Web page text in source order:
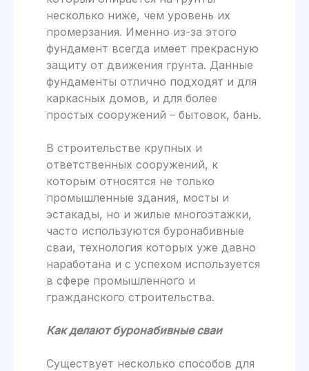
несколько ниже, чем уровень их
промерзания. Именно из-за этого
фундамент всегда имеет прекрасную
защиту от движения грунта. Данные
фундаменты отлично подходят и для
каркасных домов, и для более
простых сооружений – бытовок, бань.
В строительстве крупных и
ответственных сооружений, к
которым относятся не только
промышленные здания, мосты и
эстакады, но и жилые многоэтажки,
часто используются буронабивные
сваи, технология которых уже давно
наработана и с успехом используется
в сфере промышленного и
гражданского строительства.
Как делают буронабивные сваи
Существует несколько способов для